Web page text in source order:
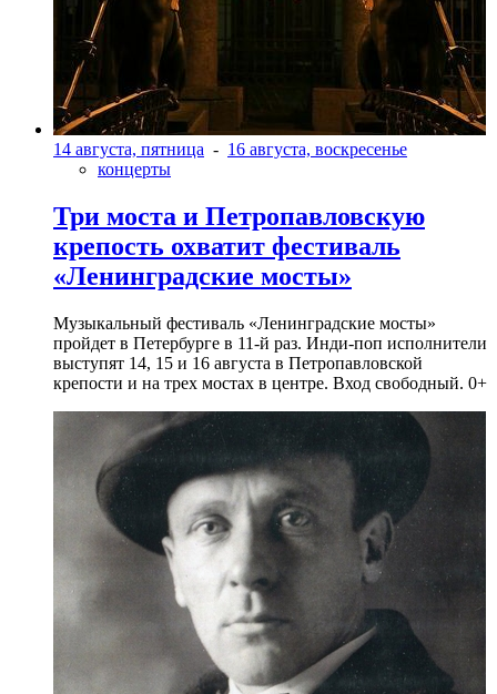
14 августа, пятница - 16 августа, воскресенье
концерты
Три моста и Петропавловскую
крепость охватит фестиваль
«Ленинградские мосты»
Музыкальный фестиваль «Ленинградские мосты»
пройдет в Петербурге в 11-й раз. Инди-поп исполнители
выступят 14, 15 и 16 августа в Петропавловской
крепости и на трех мостах в центре. Вход свободный. 0+